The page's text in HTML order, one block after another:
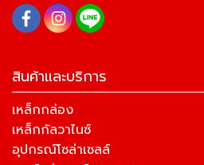
สินค้าและบริการ
เหล็กกล่อง
เหล็กกัลวาไนซ์
อุปกรณ์โซล่าเซลล์